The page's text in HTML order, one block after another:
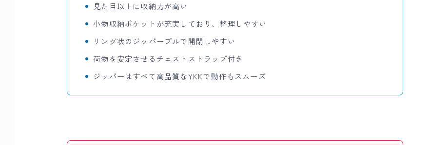
見た目以上に収納力が高い
小物収納ポケットが充実しており、整理しやすい
リング状のジッパープルで開閉しやすい
荷物を安定させるチェストストラップ付き
ジッパーはすべて高品質なYKKで動作もスムーズ